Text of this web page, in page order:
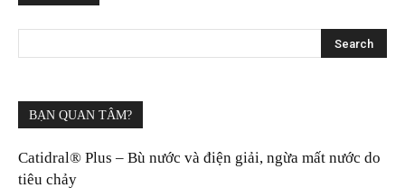
BẠN QUAN TÂM?
Catidral® Plus – Bù nước và điện giải, ngừa mất nước do
tiêu chảy